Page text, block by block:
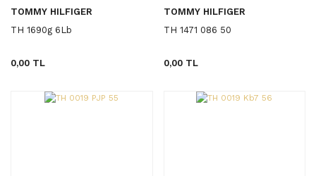
TOMMY HILFIGER
TH 1690g 6Lb
0,00 TL
TOMMY HILFIGER
TH 1471 086 50
0,00 TL